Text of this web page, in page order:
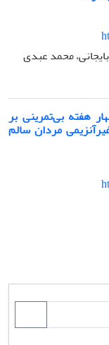
محمد عبدی
هفته بی‌تمرینی بر
مردان سالم